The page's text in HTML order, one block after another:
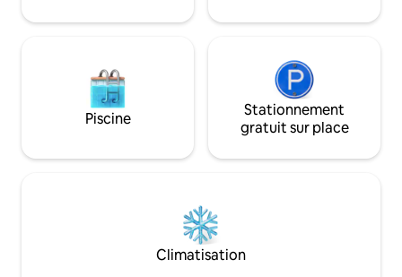
Piscine
Stationnement
gratuit sur place
Climatisation